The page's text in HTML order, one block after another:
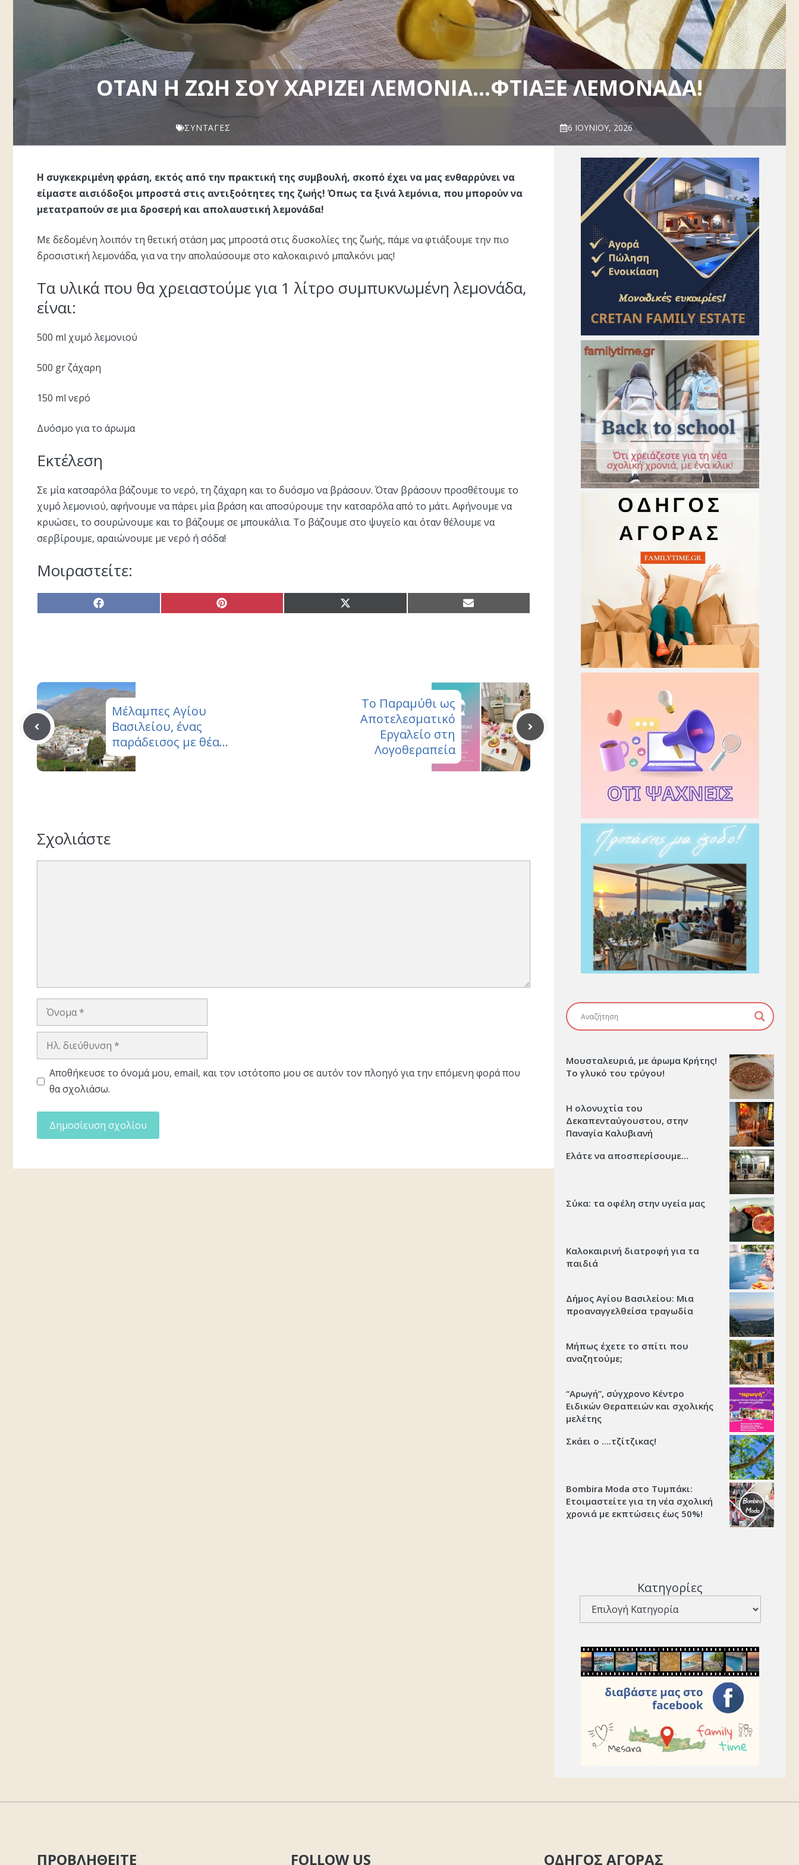
ΌΤΑΝ Η ΖΩΉ ΣΟΥ ΧΑΡΊΖΕΙ ΛΕΜΌΝΙΑ…ΦΤΙΆΞΕ ΛΕΜΟΝΆΔΑ!
ΣΥΝΤΑΓΈΣ 6 ΙΟΥΝΊΟΥ, 2026
Η συγκεκριμένη φράση, εκτός από την πρακτική της συμβουλή, σκοπό έχει να μας ενθαρρύνει να
είμαστε αισιόδοξοι μπροστά στις αντιξοότητες της ζωής! Όπως τα ξινά λεμόνια, που μπορούν να
μετατραπούν σε μια δροσερή και απολαυστική λεμονάδα!
Με δεδομένη λοιπόν τη θετική στάση μας μπροστά στις δυσκολίες της ζωής, πάμε να φτιάξουμε την πιο
δροσιστική λεμονάδα, για να την απολαύσουμε στο καλοκαιρινό μπαλκόνι μας!
Τα υλικά που θα χρειαστούμε για 1 λίτρο συμπυκνωμένη λεμονάδα,
είναι:
500 ml χυμό λεμονιού
500 gr ζάχαρη
150 ml νερό
Δυόσμο για το άρωμα
Εκτέλεση
Σε μία κατσαρόλα βάζουμε το νερό, τη ζάχαρη και το δυόσμο να βράσουν. Όταν βράσουν προσθέτουμε το
χυμό λεμονιού, αφήνουμε να πάρει μία βράση και αποσύρουμε την κατσαρόλα από το μάτι. Αφήνουμε να
κρυώσει, το σουρώνουμε και το βάζουμε σε μπουκάλια. Το βάζουμε στο ψυγείο και όταν θέλουμε να
σερβίρουμε, αραιώνουμε με νερό ή σόδα!
Μοιραστείτε:
Share
on
Share
on
Share
on
Share
on
Μέλαμπες Αγίου
Βασιλείου, ένας
παράδεισος με θέα…
Το Παραμύθι ως
Αποτελεσματικό
Εργαλείο στη
Λογοθεραπεία
Σχολιάστε
Όνομα
Ηλ.
Αποθήκευσε το όνομά μου, email, και τον ιστότοπο μου σε αυτόν τον πλοηγό για την επόμενη φορά που
θα σχολιάσω.
Μουσταλευριά, με άρωμα Κρήτης!
Το γλυκό του τρύγου!
Η ολονυχτία του
Δεκαπενταύγουστου, στην
Παναγία Καλυβιανή
Ελάτε να αποσπερίσουμε…
Σύκα: τα οφέλη στην υγεία μας
Καλοκαιρινή διατροφή για τα
παιδιά
Δήμος Αγίου Βασιλείου: Μια
προαναγγελθείσα τραγωδία
Μήπως έχετε το σπίτι που
αναζητούμε;
“Αρωγή”, σύγχρονο Κέντρο
Ειδικών Θεραπειών και σχολικής
μελέτης
Σκάει ο ….τζίτζικας!
Bombira Moda στο Τυμπάκι:
Ετοιμαστείτε για τη νέα σχολική
χρονιά με εκπτώσεις έως 50%!
Κατηγορίες
ΠΡΟΒΛΗΘΕΙΤΕ FOLLOW US ΟΔΗΓΟΣ ΑΓΟΡΑΣ